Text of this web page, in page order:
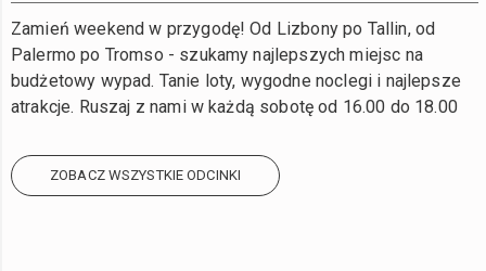
Zamień weekend w przygodę! Od Lizbony po Tallin, od
Palermo po Tromso - szukamy najlepszych miejsc na
budżetowy wypad. Tanie loty, wygodne noclegi i najlepsze
atrakcje. Ruszaj z nami w każdą sobotę od 16.00 do 18.00
ZOBACZ WSZYSTKIE ODCINKI